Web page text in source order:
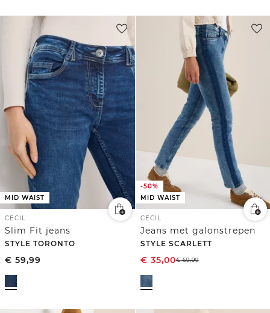
MID WAIST
CECIL
Slim Fit jeans
STYLE TORONTO
€ 59,99
-50%
MID WAIST
CECIL
Jeans met galonstrepen
STYLE SCARLETT
€ 35,00€69,99